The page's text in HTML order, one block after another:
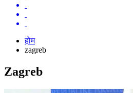
होम
zagreb
Zagreb